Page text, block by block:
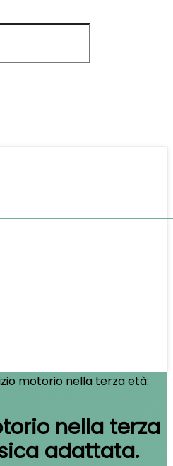
motorio nella terza età:
nella terza
adattata.